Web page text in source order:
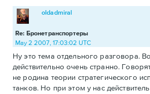
Re: Бронетранспортеры
oldadmiral
May 2 2007, 17:03:02 UTC
Ну это тема отдельного разговора.
действительно очень странно.
не родина теории стратегического
танков. Но при этом у нас